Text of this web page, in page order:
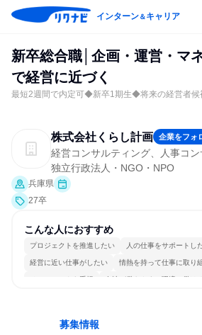
インターン＆キャリア
新卒総合職│企画・運営・マ
で経営に近づく
最短2週間で内定可◆新卒1期生◆将来の経営者候
株式会社くらし計画 企業をフォ
経営コンサルティング、人事コン
独立行政法人・NGO・NPO
兵庫県
27卒
こんな人におすすめ
プロジェクトを推進したい 人の仕事をサポートし
経営に近い仕事がしたい 情熱を持って仕事に取り
チームワークを重視 女性が働きやすい環境で働ける
募集情報